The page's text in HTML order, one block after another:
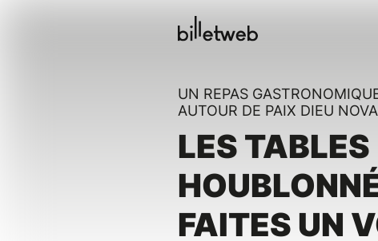
UN REPAS
AUTOUR DE PAIX DIEU NOVA
LES TABLES
FAITES UN